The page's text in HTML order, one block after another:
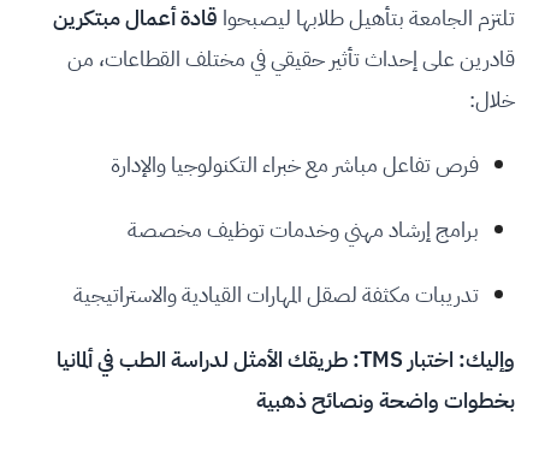
تلتزم الجامعة بتأهيل طلابها ليصبحوا قادة أعمال مبتكرين
قادرين على إحداث تأثير حقيقي في مختلف القطاعات، من
خلال:
فرص تفاعل مباشر مع خبراء التكنولوجيا والإدارة
برامج إرشاد مهني وخدمات توظيف مخصصة
تدريبات مكثفة لصقل المهارات القيادية والاستراتيجية
وإليك:
اختبار TMS: طريقك الأمثل لدراسة الطب في ألمانيا
بخطوات واضحة ونصائح ذهبية